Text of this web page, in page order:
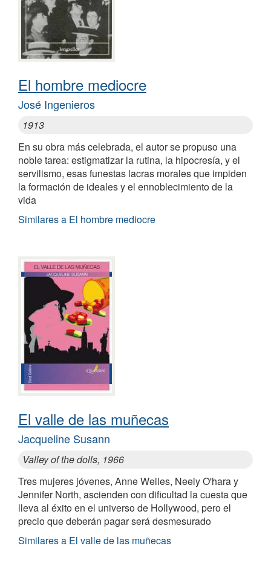
El hombre mediocre
José Ingenieros
1913
En su obra más celebrada, el autor se propuso una
noble tarea: estigmatizar la rutina, la hipocresía, y el
servilismo, esas funestas lacras morales que impiden
la formación de ideales y el ennoblecimiento de la
vida
Similares a El hombre mediocre
El valle de las muñecas
Jacqueline Susann
Valley of the dolls, 1966
Tres mujeres jóvenes, Anne Welles, Neely O'hara y
Jennifer North, ascienden con dificultad la cuesta que
lleva al éxito en el universo de Hollywood, pero el
precio que deberán pagar será desmesurado
Similares a El valle de las muñecas